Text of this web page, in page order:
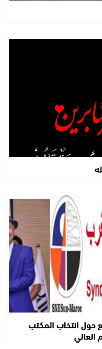
حول انتخاب المكتب
العالي